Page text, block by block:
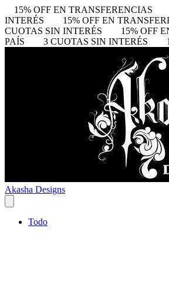
15% OFF EN TRANSFERENCIAS
INTERÉS
15% OFF EN
CUOTAS SIN INTERÉS
15% OFF
PAÍS
3 CUOTAS SIN INTERÉS
Akasha Designs
Todo